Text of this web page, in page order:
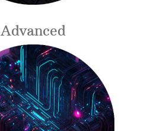
Advanced